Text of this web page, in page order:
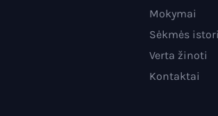
Mokymai
Sėkmės
Verta žinoti
Kontaktai